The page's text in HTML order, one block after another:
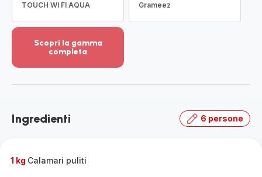
TOUCH WI FI AQUA
Grameez
Scopri la gamma
completa
dettagli
la
Ingredienti 6 persone
1 kg Calamari puliti